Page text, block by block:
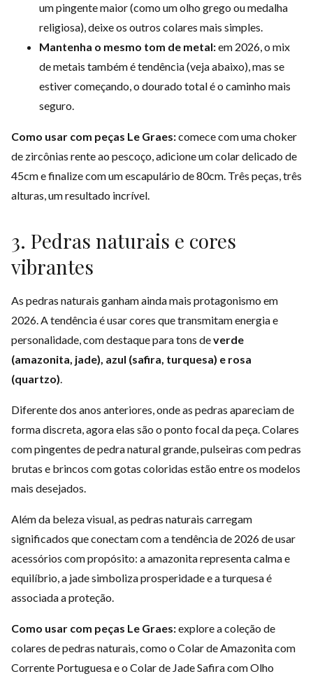
um pingente maior (como um olho grego ou medalha
religiosa), deixe os outros colares mais simples.
Mantenha o mesmo tom de metal:em 2026, o mix
de metais também é tendência (veja abaixo), mas se
estiver começando, o dourado total é o caminho mais
seguro.
Como usar com peças Le Graes:comece com umachoker
de zircônias rente ao pescoço, adicione umcolar delicado de
45cm e finalize com umescapulário de 80cm. Três peças, três
alturas, um resultado incrível.
3. Pedras naturais e cores
vibrantes
As pedras naturais ganham ainda mais protagonismo em
2026. A tendência é usar cores que transmitam energia e
personalidade, com destaque para tons deverde
(amazonita, jade), azul (safira, turquesa) e rosa
(quartzo).
Diferente dos anos anteriores, onde as pedras apareciam de
forma discreta, agora elas são o ponto focal da peça. Colares
com pingentes de pedra natural grande, pulseiras com pedras
brutas e brincos com gotas coloridas estão entre os modelos
mais desejados.
Além da beleza visual, as pedras naturais carregam
significados que conectam com a tendência de 2026 de usar
acessórios com propósito: a amazonita representa calma e
equilíbrio, a jade simboliza prosperidade e a turquesa é
associada a proteção.
Como usar com peças Le Graes:explore a coleção de
colares de pedras naturais, como o Colar de Amazonita com
Corrente Portuguesa e o Colar de Jade Safira com Olho